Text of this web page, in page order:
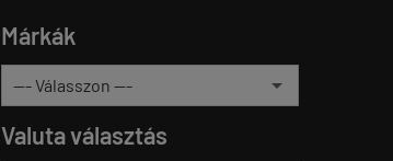
Márkák
Valuta választás